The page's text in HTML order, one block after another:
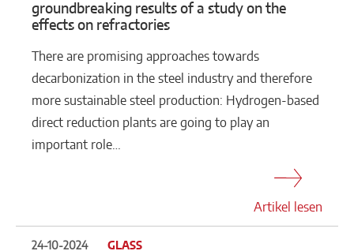
groundbreaking results of a study on the
effects on refractories
There are promising approaches towards
decarbonization in the steel industry and therefore
more sustainable steel production: Hydrogen-based
direct reduction plants are going to play an
important role…
Artikel lesen
24-10-2024 GLASS